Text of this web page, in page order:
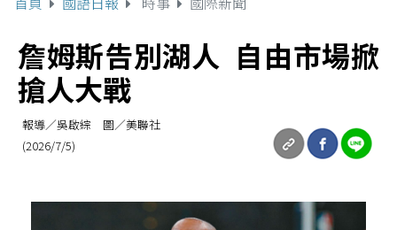
詹姆斯告別湖人 自由市場掀
搶人大戰
報導／吳啟綜 圖／美聯社
(2026/7/5)